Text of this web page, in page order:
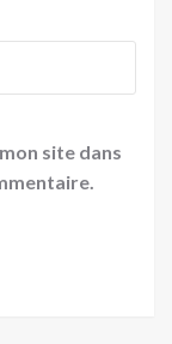
site dans